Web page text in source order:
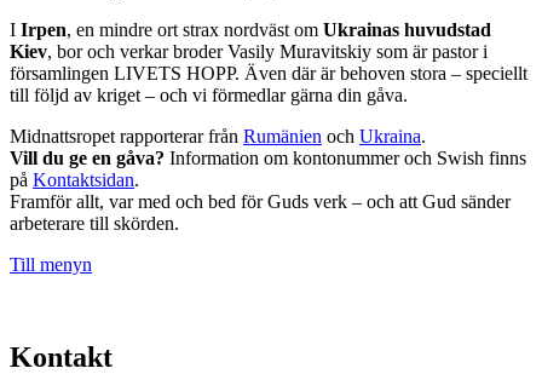
I Irpen, en mindre ort strax nordväst om Ukrainas huvudstad
Kiev, bor och verkar broder Vasily Muravitskiy som är pastor i
församlingen LIVETS HOPP. Även där är behoven stora – speciellt
till följd av kriget – och vi förmedlar gärna din gåva.
Midnattsropet rapporterar från Rumänien och Ukraina.
Vill du ge en gåva? Information om kontonummer och Swish finns
på Kontaktsidan.
Framför allt, var med och bed för Guds verk – och att Gud sänder
arbeterare till skörden.
Till menyn
Kontakt